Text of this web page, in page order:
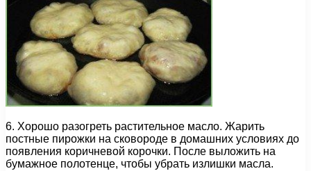
6. Хорошо разогреть растительное масло. Жарить
постные пирожки на сковороде в домашних условиях до
появления коричневой корочки. После выложить на
бумажное полотенце, чтобы убрать излишки масла.